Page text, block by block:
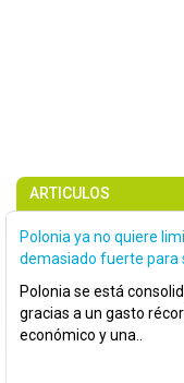
ARTICULOS
Polonia ya no quiere
demasiado fuerte para
Polonia se está
gracias a un gasto
económico y una..